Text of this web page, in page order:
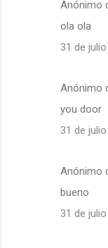
Anónimo
ola ola
31 de
Anónimo
you door
31 de
Anónimo
bueno
31 de